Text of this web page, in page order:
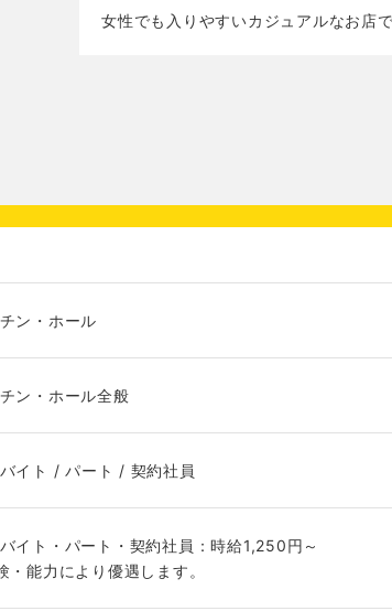
女性でも入りやすいカジュアルなお店
ン・ホール
ン・ホール全般
イト / パート / 契約社員
イト・パート・契約社員：時給1,250円～
・能力により優遇します。